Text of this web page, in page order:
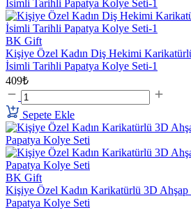
BK Gift
Kişiye Özel Kadın Diş Hekimi
İsimli Tarihli Papatya Kolye Seti-1
409₺
Sepete Ekle
BK Gift
Kişiye Özel Kadın Karikatürlü 3D
Papatya Kolye Seti